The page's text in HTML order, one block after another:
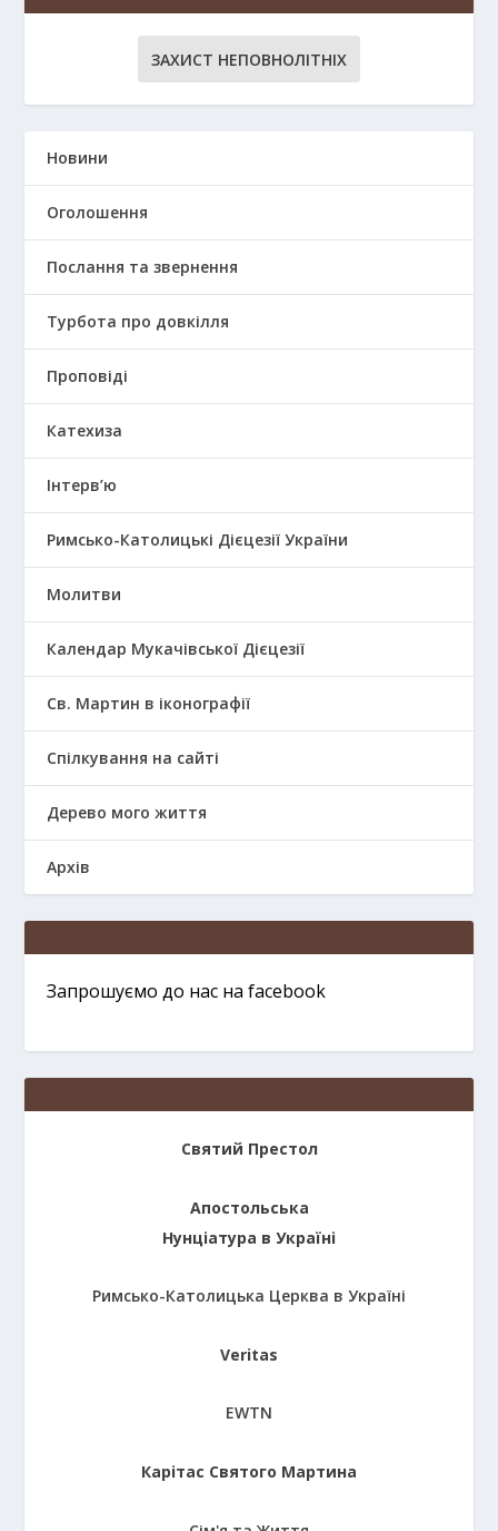
ЗАХИСТ НЕПОВНОЛІТНІХ
Новини
Оголошення
Послання та звернення
Турбота про довкілля
Проповіді
Катехиза
Інтерв’ю
Римсько-Католицькі Дієцезії України
Молитви
Календар Мукачівської Дієцезії
Св. Мартин в іконографії
Спілкування на сайті
Дерево мого життя
Архів
Запрошуємо до нас на facebook
Святий Престол
Апостольська
Нунціатура в Україні
Римсько-Католицька Церква в Україні
Veritas
EWTN
Карітас Святого Мартина